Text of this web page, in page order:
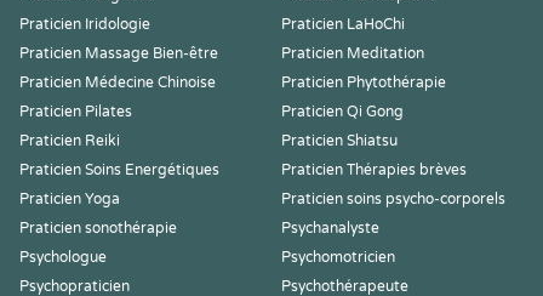
Praticien Iridologie
Praticien LaHoChi
Praticien Massage Bien-être
Praticien Meditation
Praticien Médecine Chinoise
Praticien Phytothérapie
Praticien Pilates
Praticien Qi Gong
Praticien Reiki
Praticien Shiatsu
Praticien Soins Energétiques
Praticien Thérapies brèves
Praticien Yoga
Praticien soins psycho-corporels
Praticien sonothérapie
Psychanalyste
Psychologue
Psychomotricien
Psychopraticien
Psychothérapeute